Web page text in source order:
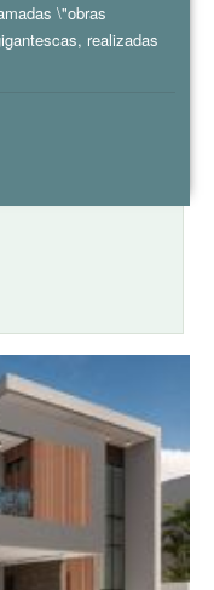
\"obras
realizadas